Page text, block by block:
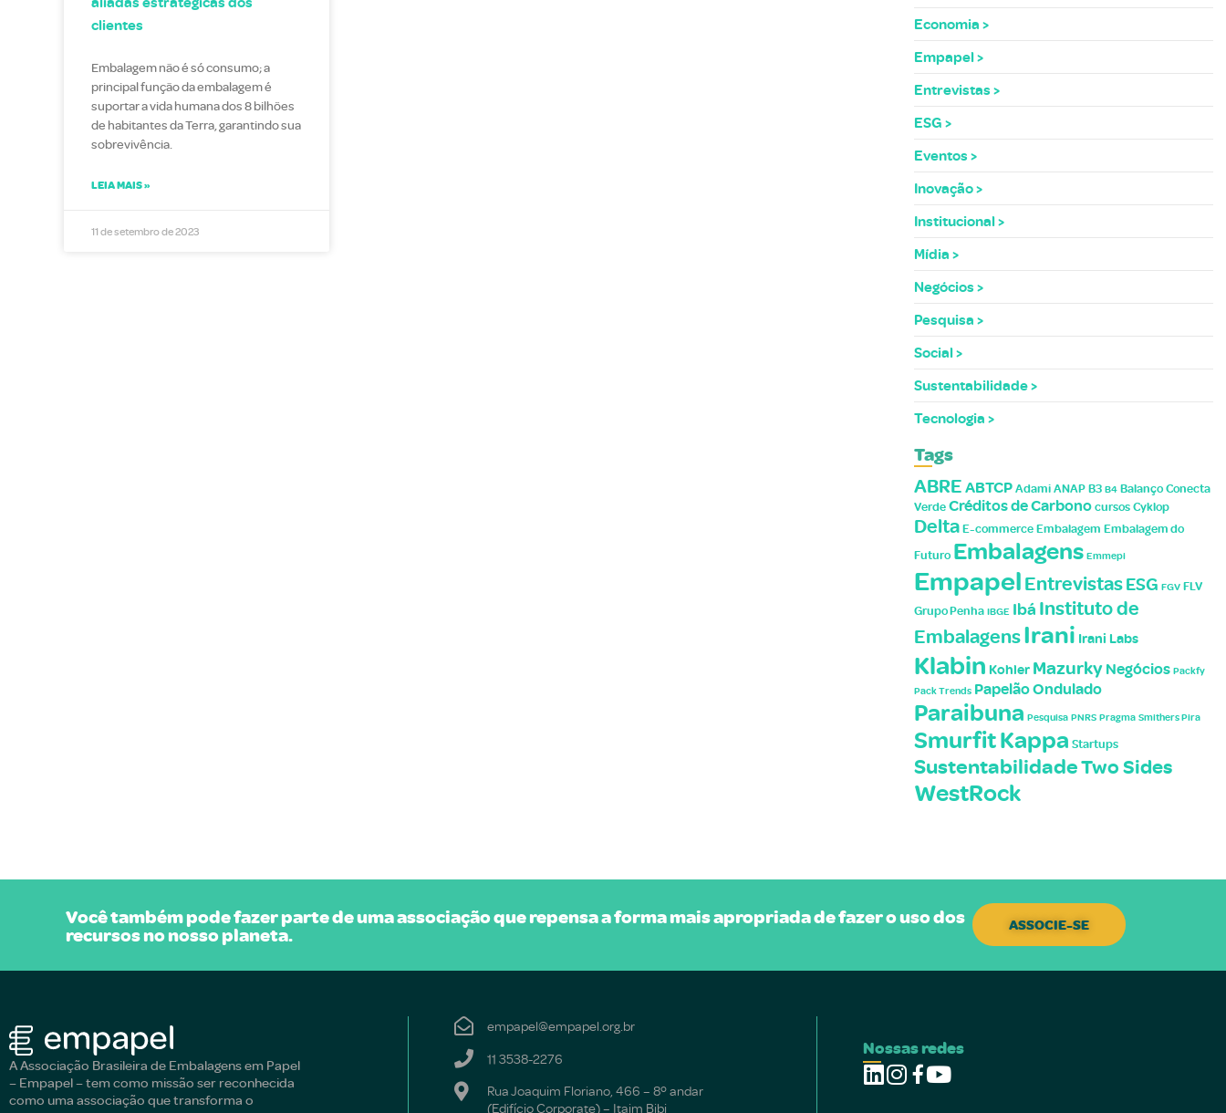
clientes
Embalagem não é só consumo; a
principal função da embalagem é
suportar a vida humana dos 8 bilhões
de habitantes da Terra, garantindo sua
sobrevivência.
LEIA MAIS »
11 de setembro de 2023
Economia
Empapel
Entrevistas
ESG
Eventos
Inovação
Institucional
Mídia
Negócios
Pesquisa
Social
Sustentabilidade
Tecnologia
Tags
ABRE ABTCPAdamiANAPB3 B4 BalançoConecta
VerdeCréditos de CarbonocursosCyklop
DeltaE-commerceEmbalagem Embalagem do
Futuro Embalagens Emmepi
EmpapelEntrevistasESG FGV FLV
Grupo Penha IBGE Ibá Instituto de
EmbalagensIrani Irani Labs
Klabin Kohler MazurkyNegócios Packfy
Pack Trends Papelão Ondulado
Paraibuna Pesquisa PNRS Pragma Smithers Pira
Smurfit Kappa Startups
SustentabilidadeTwo Sides
WestRock
Você também pode fazer parte de uma associação que repensa a forma mais apropriada de fazer o uso dos
recursos no nosso planeta. ASSOCIE-SE
A Associação Brasileira de Embalagens em Papel
– Empapel – tem como missão ser reconhecida
como uma associação que transforma o
empapel@empapel.org.br
11 3538-2276
Rua Joaquim Floriano, 466 – 8º andar
(Edifício Corporate) – Itaim Bibi
Nossas redes